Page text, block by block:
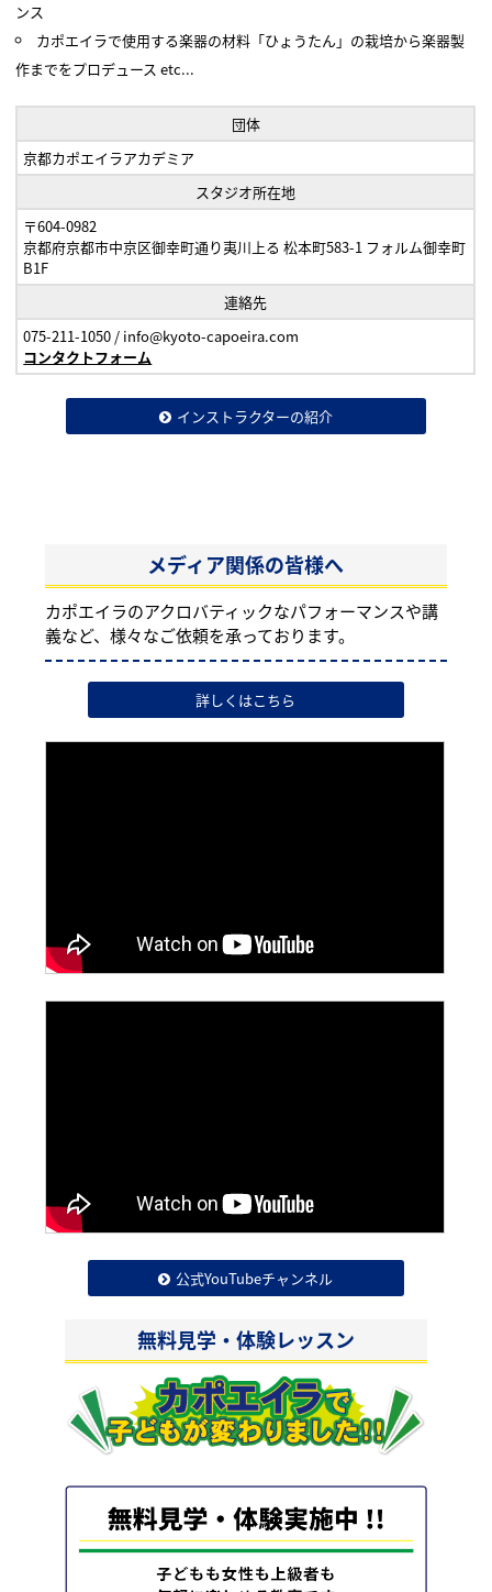
ンス
カポエイラで使用する楽器の材料「ひょうたん」の栽培から楽器製
作までをプロデュース etc...
団体
京都カポエイラアカデミア
スタジオ所在地
〒604-0982
京都府京都市中京区御幸町通り夷川上る 松本町583-1 フォルム御幸町
B1F
連絡先
075-211-1050 / info@kyoto-capoeira.com
コンタクトフォーム
インストラクターの紹介
メディア関係の皆様へ
カポエイラのアクロバティックなパフォーマンスや講
義など、様々なご依頼を承っております。
詳しくはこちら
公式YouTubeチャンネル
無料見学・体験レッスン